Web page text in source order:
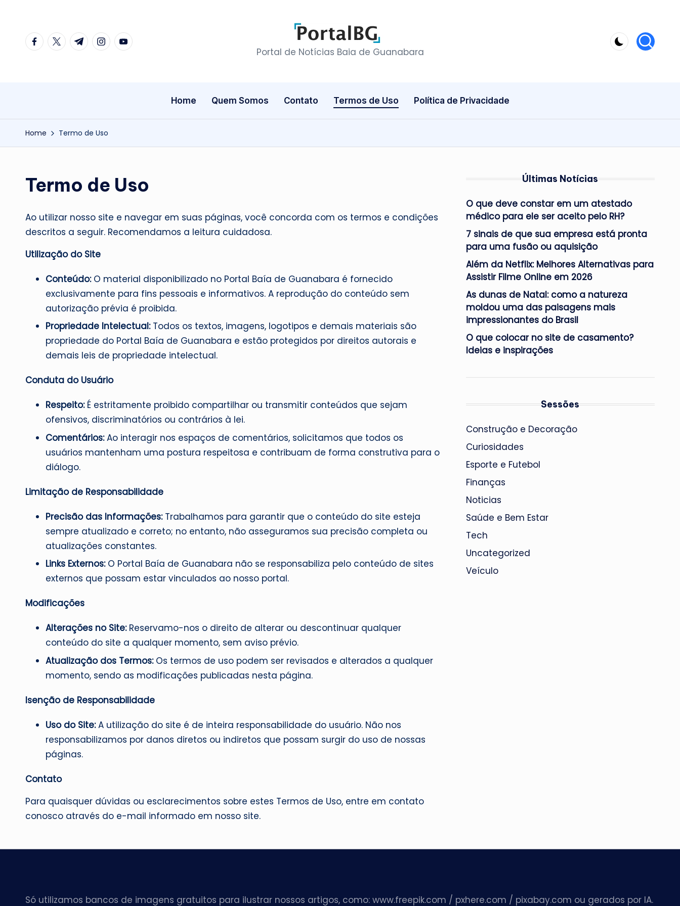
facebook.com
twitter.com
t.me instagram.com
youtube.com
P
r
t
i
e
u
a
b
a
r
Portal de Notícias Baia de Guanabara
Home Quem Somos Contato Termos de Uso Política de Privacidade
Home Termo de Uso
Termo de Uso
Ao utilizar nosso site e navegar em suas páginas, você concorda com os termos e condições
descritos a seguir. Recomendamos a leitura cuidadosa.
Utilização do Site
Conteúdo:O material disponibilizado no Portal Baía de Guanabara é fornecido
exclusivamente para fins pessoais e informativos. A reprodução do conteúdo sem
autorização prévia é proibida.
Propriedade Intelectual:Todos os textos, imagens, logotipos e demais materiais são
propriedade do Portal Baía de Guanabara e estão protegidos por direitos autorais e
demais leis de propriedade intelectual.
Conduta do Usuário
Respeito:É estritamente proibido compartilhar ou transmitir conteúdos que sejam
ofensivos, discriminatórios ou contrários à lei.
Comentários:Ao interagir nos espaços de comentários, solicitamos que todos os
usuários mantenham uma postura respeitosa e contribuam de forma construtiva para o
diálogo.
Limitação de Responsabilidade
Precisão das Informações:Trabalhamos para garantir que o conteúdo do site esteja
sempre atualizado e correto; no entanto, não asseguramos sua precisão completa ou
atualizações constantes.
Links Externos:O Portal Baía de Guanabara não se responsabiliza pelo conteúdo de sites
externos que possam estar vinculados ao nosso portal.
Modificações
Alterações no Site:Reservamo-nos o direito de alterar ou descontinuar qualquer
conteúdo do site a qualquer momento, sem aviso prévio.
Atualização dos Termos:Os termos de uso podem ser revisados e alterados a qualquer
momento, sendo as modificações publicadas nesta página.
Isenção de Responsabilidade
Uso do Site:A utilização do site é de inteira responsabilidade do usuário. Não nos
responsabilizamos por danos diretos ou indiretos que possam surgir do uso de nossas
páginas.
Contato
Para quaisquer dúvidas ou esclarecimentos sobre estes Termos de Uso, entre em contato
conosco através do e-mail informado em nosso site.
Últimas Notícias
O que deve constar em um atestado
médico para ele ser aceito pelo RH?
7 sinais de que sua empresa está pronta
para uma fusão ou aquisição
Além da Netflix: Melhores Alternativas para
Assistir Filme Online em 2026
As dunas de Natal: como a natureza
moldou uma das paisagens mais
impressionantes do Brasil
O que colocar no site de casamento?
Ideias e inspirações
Sessões
Construção e Decoração
Curiosidades
Esporte e Futebol
Finanças
Noticias
Saúde e Bem Estar
Tech
Uncategorized
Veículo
Só utilizamos bancos de imagens gratuitos para ilustrar nossos artigos, como: www.freepik.com / pxhere.com / pixabay.com ou gerados por IA.